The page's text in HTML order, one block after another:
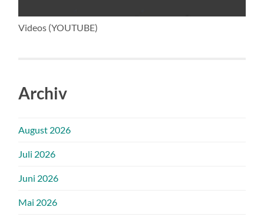
Videos (YOUTUBE)
Archiv
August 2026
Juli 2026
Juni 2026
Mai 2026